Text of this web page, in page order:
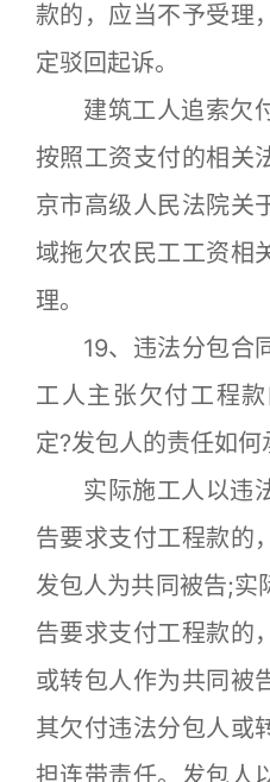
款的，应当不予受理
定驳回起诉。
建筑工人追索欠付
按照工资支付的相关
京市高级人民法院关
域拖欠农民工工资相
理。
19、违法分包合
工人主张欠付工程
定?发包人的责任如何
实际施工人以违法
告要求支付工程款的
发包人为共同被告;实
告要求支付工程款的
或转包人作为共同被
其欠付违法分包人或
担连带责任。发包人